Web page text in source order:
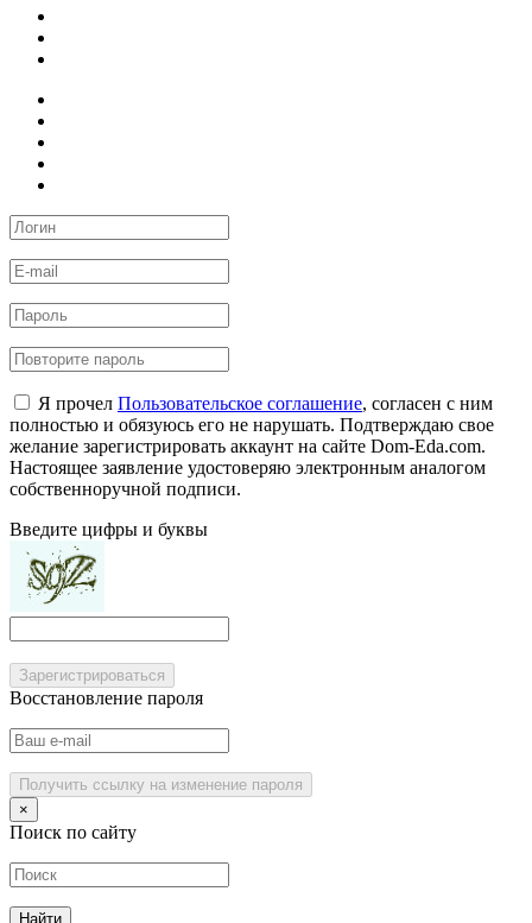
Я прочел Пользовательское соглашение, согласен с ним
полностью и обязуюсь его не нарушать. Подтверждаю свое
желание зарегистрировать аккаунт на сайте Dom-Eda.com.
Настоящее заявление удостоверяю электронным аналогом
собственноручной подписи.
Введите цифры и буквы
Зарегистрироваться
Восстановление пароля
Получить ссылку на изменение пароля
×
Поиск по сайту